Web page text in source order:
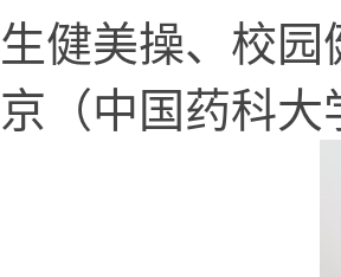
生健美操、校
京（中国药科大